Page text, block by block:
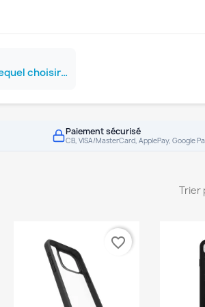
SSD NVMe vs SATA en 2026 : lequel choisir ?
Paiement sécurisé
CB, VISA/MasterCard, ApplePay, Google
Trier
favorite_border